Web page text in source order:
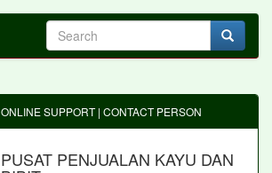
ONLINE SUPPORT | CONTACT PERSON
PUSAT PENJUALAN KAYU DAN